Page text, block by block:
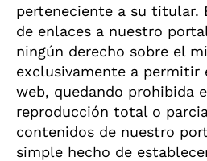
perteneciente a su titular.
de enlaces a nuestro
ningún derecho sobre el
exclusivamente a permitir
web, quedando prohibida
reproducción total o
contenidos de nuestro
simple hecho de